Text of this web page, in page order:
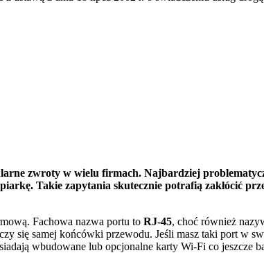
zwroty w wielu firmach. Najbardziej
Takie zapytania skutecznie potrafią zakłócić
Fachowa nazwa portu to RJ-45, choć również
się samej końcówki przewodu. Jeśli masz taki port w
wbudowane lub opcjonalne karty Wi-Fi co jeszcze